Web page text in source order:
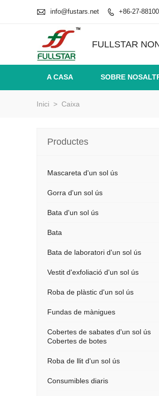
 info@fustars.net  +86-27-
FULLSTAR
A CASA SOBRE
Inici > Caixa
Productes
Mascareta d'un sol ús
Gorra d'un sol ús
Bata d'un sol ús
Bata
Bata de laboratori d'un sol ús
Vestit d'exfoliació d'un sol ús
Roba de plàstic d'un sol ús
Fundas de mànigues
Cobertes de sabates d'un sol ús
Cobertes de botes
Roba de llit d'un sol ús
Consumibles diaris